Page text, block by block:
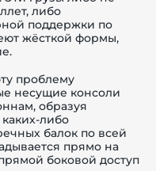
либо
поддержки по
жёсткой формы,
проблему
несущие консоли
образуя
либо
балок по всей
прямо на
боковой доступ